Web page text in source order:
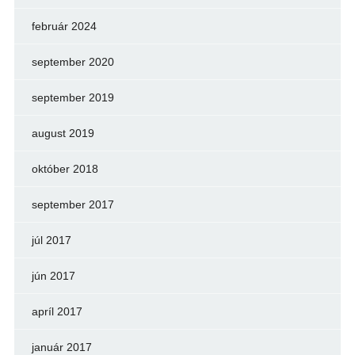
február 2024
september 2020
september 2019
august 2019
október 2018
september 2017
júl 2017
jún 2017
apríl 2017
január 2017